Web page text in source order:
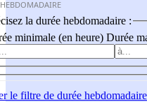
la durée hebdomadaire :
minimale (en heure) Durée
le filtre de durée hebdomadaire